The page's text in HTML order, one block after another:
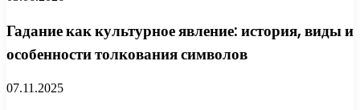
Гадание как культурное явление: история, виды и
особенности толкования символов
07.11.2025